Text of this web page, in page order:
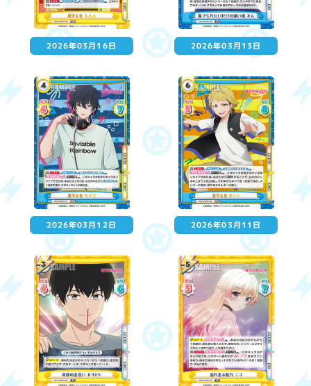
2026年03月16日 2026年03月13日
2026年03月12日 2026年03月11日